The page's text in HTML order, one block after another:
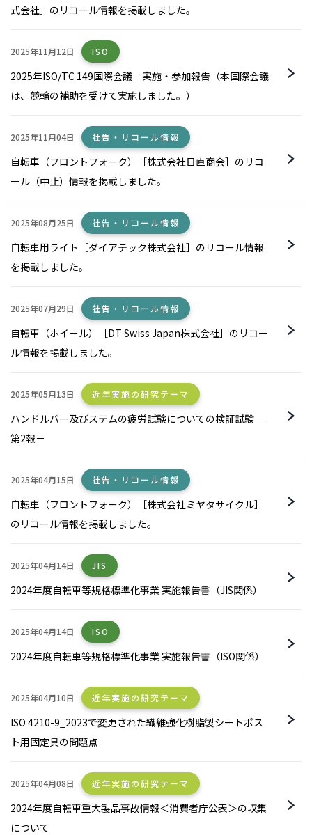
式会社］のリコール情報を掲載しました。
2025年11月12日 ISO
2025年ISO/TC 149国際会議 実施・参加報告（本国際会議
は、競輪の補助を受けて実施しました。）
2025年11月04日 社告・リコール情報
自転車（フロントフォーク）［株式会社日直商会］のリコ
ール（中止）情報を掲載しました。
2025年08月25日 社告・リコール情報
自転車用ライト［ダイアテック株式会社］のリコール情報
を掲載しました。
2025年07月29日 社告・リコール情報
自転車（ホイール）［DT Swiss Japan株式会社］のリコー
ル情報を掲載しました。
2025年05月13日 近年実施の研究テーマ
ハンドルバー及びステムの疲労試験についての検証試験－
第2報－
2025年04月15日 社告・リコール情報
自転車（フロントフォーク）［株式会社ミヤタサイクル］
のリコール情報を掲載しました。
2025年04月14日 JIS
2024年度自転車等規格標準化事業 実施報告書（JIS関係）
2025年04月14日 ISO
2024年度自転車等規格標準化事業 実施報告書（ISO関係）
2025年04月10日 近年実施の研究テーマ
ISO 4210-9_2023で変更された繊維強化樹脂製シートポス
ト用固定具の問題点
2025年04月08日 近年実施の研究テーマ
2024年度自転車重大製品事故情報＜消費者庁公表＞の収集
について